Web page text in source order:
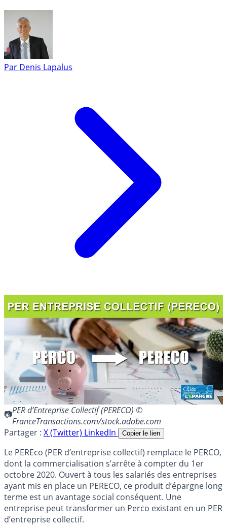
Par Denis Lapalus
PER d’Entreprise Collectif (PERECO) ©
FranceTransactions.com/stock.adobe.com
Partager : X (Twitter) LinkedIn Copier le lien
Le PEREco (PER d’entreprise collectif) remplace le PERCO,
dont la commercialisation s’arrête à compter du 1er
octobre 2020. Ouvert à tous les salariés des entreprises
ayant mis en place un PERECO, ce produit d’épargne long
terme est un avantage social conséquent. Une
entreprise peut transformer un Perco existant en un PER
d’entreprise collectif.